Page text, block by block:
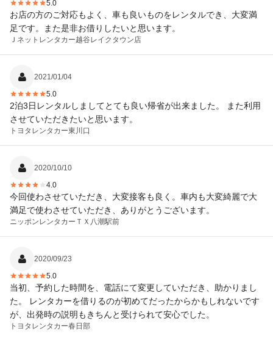
5.0
お店の方のご対応もよく、車も良いものをレンタルでき、大変満
足です。また是非お借りしたいと思います。
Ｊネットレンタカー越谷レイクタウン店
2021/01/04
5.0
2泊3日レンタルしましてとても良い帰省が出来ました。 また利用
させていただきたいと思います。
トヨタレンタカー東川口
2020/10/10
4.0
今回使わさせていただき、大変接客も良く。車内も大変綺麗で大
満足で使わさせていただき、ありがとうございます。
ニッポンレンタカー ＴＸ八潮駅前
2020/09/23
5.0
当初、予約した時間を、電話にて変更していただき、助かりまし
た。 レンタカーを借りるのが初めてだったからかもしれないです
が、出発時の説明もきちんと受けられて安心でした。
トヨタレンタカー春日部